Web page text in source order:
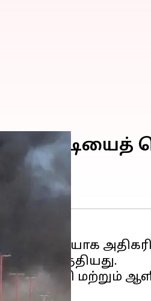
பதிலடியைத்
கடுமையாக
நடத்தியது.
வான்வழி மற்றும்